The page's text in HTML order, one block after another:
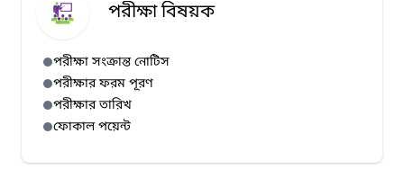
পরীক্ষা বিষয়ক
পরীক্ষা সংক্রান্ত নোটিস
পরীক্ষার ফরম পূরণ
পরীক্ষার তারিখ
ফোকাল পয়েন্ট